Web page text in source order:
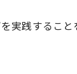
実践すること